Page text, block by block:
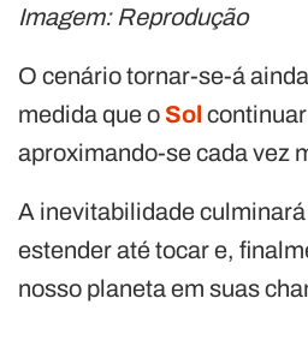
Imagem: Reprodução
O cenário tornar-se-á
medida que o Sol
aproximando-se cada vez
A inevitabilidade
estender até tocar e,
nosso planeta em suas